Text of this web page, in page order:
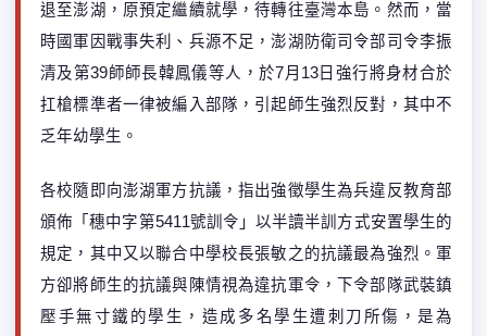
退至澎湖，原預定繼續就學，待轉往臺灣本島。然而，當
時國軍因戰事失利、兵源不足，澎湖防衛司令部司令李振
清及第39師師長韓鳳儀等人，於7月13日強行將身材合於
扛槍標準者一律被編入部隊，引起師生強烈反對，其中不
乏年幼學生。
各校隨即向澎湖軍方抗議，指出強徵學生為兵違反教育部
頒佈「穗中字第5411號訓令」以半讀半訓方式安置學生的
規定，其中又以聯合中學校長張敏之的抗議最為強烈。軍
方卻將師生的抗議與陳情視為違抗軍令，下令部隊武裝鎮
壓手無寸鐵的學生，造成多名學生遭刺刀所傷，是為